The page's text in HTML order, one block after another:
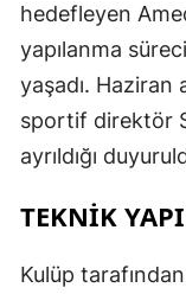
hedefleyen
yapılanma
yaşadı. Haziran
sportif direktör
ayrıldığı
TEKNİK
Kulüp